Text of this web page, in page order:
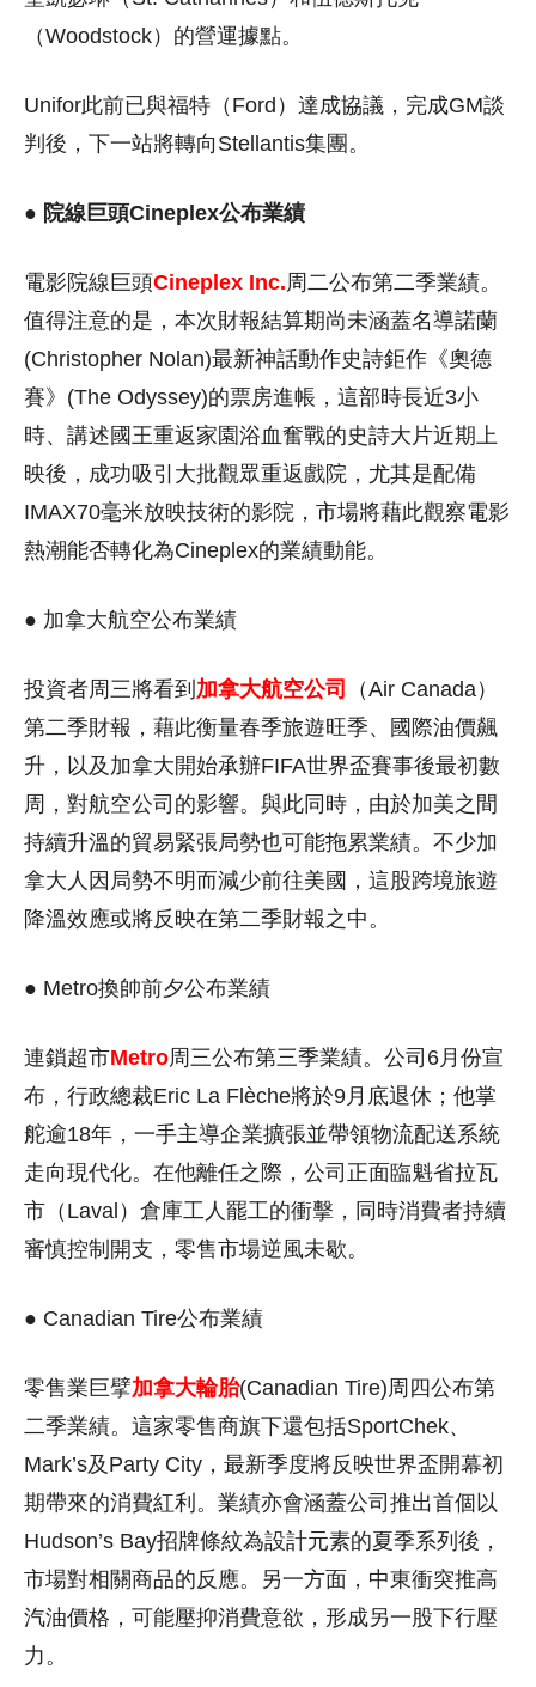
（Woodstock）的營運據點。
Unifor此前已與福特（Ford）達成協議，完成GM談
判後，下一站將轉向Stellantis集團。
● 院線巨頭Cineplex公布業績
電影院線巨頭Cineplex Inc.周二公布第二季業績。
值得注意的是，本次財報結算期尚未涵蓋名導諾蘭
(Christopher Nolan)最新神話動作史詩鉅作《奧德
賽》(The Odyssey)的票房進帳，這部時長近3小
時、講述國王重返家園浴血奮戰的史詩大片近期上
映後，成功吸引大批觀眾重返戲院，尤其是配備
IMAX70毫米放映技術的影院，市場將藉此觀察電影
熱潮能否轉化為Cineplex的業績動能。
● 加拿大航空公布業績
投資者周三將看到 加拿大航空公司
（Air Canada）
第二季財報，藉此衡量春季旅遊旺季、國際油價飆
升，以及加拿大開始承辦FIFA世界盃賽事後最初數
周，對航空公司的影響。與此同時，由於加美之間
持續升溫的貿易緊張局勢也可能拖累業績。不少加
拿大人因局勢不明而減少前往美國，這股跨境旅遊
降溫效應或將反映在第二季財報之中。
● Metro換帥前夕公布業績
連鎖超市Metro周三公布第三季業績。公司6月份宣
布，行政總裁Eric La Flèche將於9月底退休；他掌
舵逾18年，一手主導企業擴張並帶領物流配送系統
走向現代化。在他離任之際，公司正面臨魁省拉瓦
市（Laval）倉庫工人罷工的衝擊，同時消費者持續
審慎控制開支，零售市場逆風未歇。
● Canadian Tire公布業績
零售業巨擘加拿大輪胎(Canadian Tire)周四公布第
二季業績。這家零售商旗下還包括SportChek、
Mark’s及Party City，最新季度將反映世界盃開幕初
期帶來的消費紅利。業績亦會涵蓋公司推出首個以
Hudson’s Bay招牌條紋為設計元素的夏季系列後，
市場對相關商品的反應。另一方面，中東衝突推高
汽油價格，可能壓抑消費意欲，形成另一股下行壓
力。